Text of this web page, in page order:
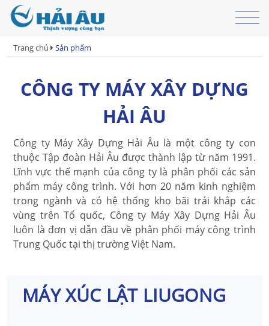
Trang chủ Sản phẩm
CÔNG TY MÁY XÂY DỰNG
HẢI ÂU
Công ty Máy Xây Dựng Hải Âu là một công ty con
thuộc Tập đoàn Hải Âu được thành lập từ năm 1991.
Lĩnh vực thế mạnh của công ty là phân phối các sản
phẩm máy công trình. Với hơn 20 năm kinh nghiệm
trong ngành và có hệ thống kho bãi trải khắp các
vùng trên Tổ quốc, Công ty Máy Xây Dựng Hải Âu
luôn là đơn vị dẫn đầu về phân phối máy công trình
Trung Quốc tại thị trường Việt Nam.
MÁY XÚC LẬT LIUGONG